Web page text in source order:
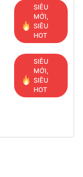
SIÊU
MỚI,
SIÊU
HOT
SIÊU
MỚI,
SIÊU
HOT